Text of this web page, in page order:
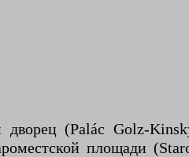
(Palác Golz-
площади